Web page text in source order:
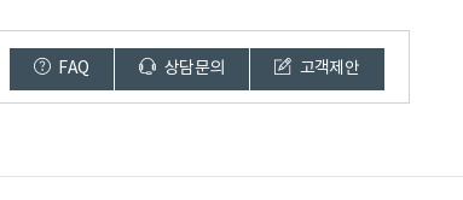
FAQ 상담문의 고객제안